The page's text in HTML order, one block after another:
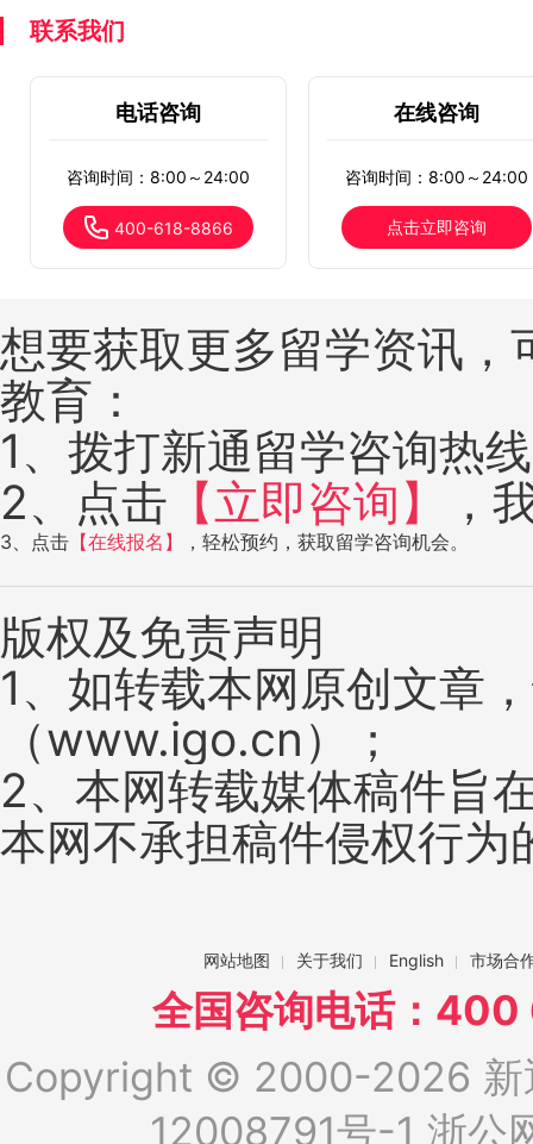
联系我们
电话咨询
咨询时间：8:00～24:00
400-618-8866
在线咨询
咨询时间：8:00～24:00
点击立即咨询
想要获取更多留学资讯
教育：
1、拨打新通留学咨询热
2、点击 【立即咨询】 ，
3、点击 【在线报名】 ，轻松预约，获取留学咨询机会。
版权及免责声明
1、如转载本网原创文章
（www.igo.cn）；
2、本网转载媒体稿件旨
本网不承担稿件侵权行为
网站地图 关于我们 English 市场合
全国咨询电话：
Copyright © 2000-2026 新
12008791号-1 浙公